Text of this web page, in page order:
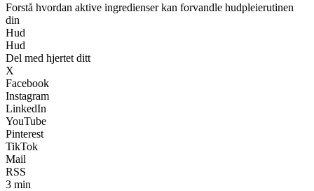
Forstå hvordan aktive ingredienser kan forvandle hudpleierutinen
din
Hud
Hud
Del med hjertet ditt
X
Facebook
Instagram
LinkedIn
YouTube
Pinterest
TikTok
Mail
RSS
3 min